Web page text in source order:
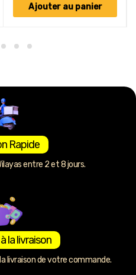
Ajouter au panier
Rapide
entre 2 et 8 jours.
la livraison
livraison de votre commande.